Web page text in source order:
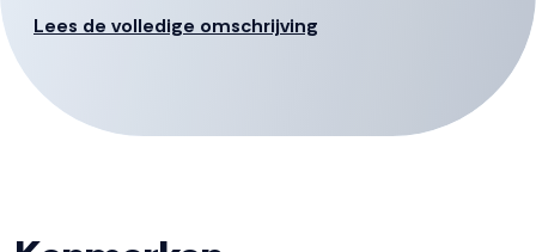
* warmtepomp en vloerverwarming
* inclusief badkamer
* 2 slaapkamers
Lees de volledige omschrijving